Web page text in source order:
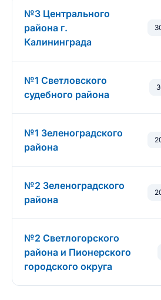
№3 Центрального
района г.
Калининграда
№1 Светловского
судебного района
№1 Зеленоградского
района
№2 Зеленоградского
района
№2 Светлогорского
района и Пионерского
городского округа